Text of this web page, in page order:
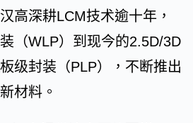
高深耕LCM技术逾十年，
（WLP）到现今的2.5D/3D
级封装（PLP），不断推出
材料。